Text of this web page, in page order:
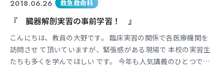
2018.06.26 救急救命科
『 臓器解剖実習の事前学習！ 』
こんにちは、教員の大野です。 臨床実習の関係で各医療機関を
訪問させ て頂いていますが、緊張感がある現場で 本校の実習生
たちも多くを学んでほしい です。 今年も人気講義のひとつであ